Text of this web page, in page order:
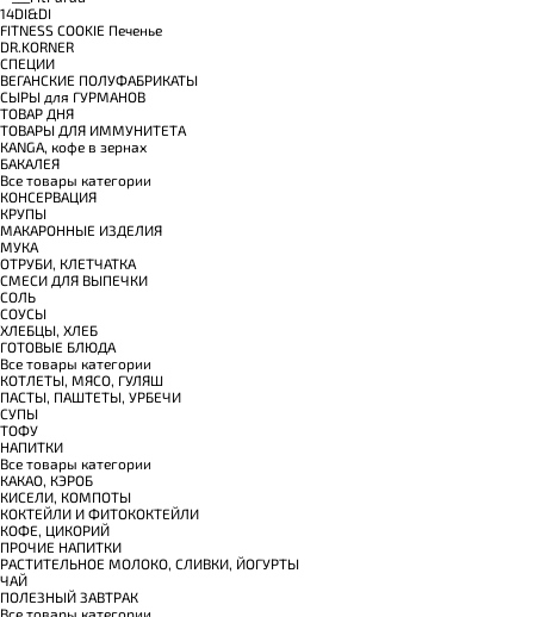
14DI&DI
FITNESS COOKIE Печенье
DR.KORNER
СПЕЦИИ
ВЕГАНСКИЕ ПОЛУФАБРИКАТЫ
СЫРЫ для ГУРМАНОВ
TОВАР ДНЯ
TОВАРЫ ДЛЯ ИММУНИТЕТА
КANGA, кофе в зернах
БАКАЛЕЯ
Все товары категории
КОНСЕРВАЦИЯ
КРУПЫ
МАКАРОННЫЕ ИЗДЕЛИЯ
МУКА
ОТРУБИ, КЛЕТЧАТКА
СМЕСИ ДЛЯ ВЫПЕЧКИ
СОЛЬ
СОУСЫ
ХЛЕБЦЫ, ХЛЕБ
ГОТОВЫЕ БЛЮДА
Все товары категории
КОТЛЕТЫ, МЯСО, ГУЛЯШ
ПАСТЫ, ПАШТЕТЫ, УРБЕЧИ
СУПЫ
ТОФУ
НАПИТКИ
Все товары категории
КАКАО, КЭРОБ
КИСЕЛИ, КОМПОТЫ
КОКТЕЙЛИ И ФИТОКОКТЕЙЛИ
КОФЕ, ЦИКОРИЙ
ПРОЧИЕ НАПИТКИ
РАСТИТЕЛЬНОЕ МОЛОКО, СЛИВКИ, ЙОГУРТЫ
ЧАЙ
ПОЛЕЗНЫЙ ЗАВТРАК
Все товары категории